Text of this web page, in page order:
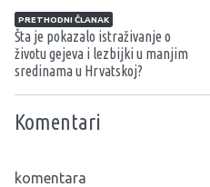
Navigacija članaka
PRETHODNI ČLANAK
Šta je pokazalo istraživanje o
životu gejeva i lezbijki u manjim
sredinama u Hrvatskoj?
Komentari
komentara